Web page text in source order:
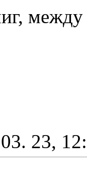
23,